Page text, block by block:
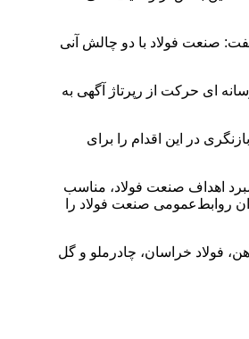
صنعت فولاد با دو چالش آنی
ای حرکت از رپرتاژ آگهی به
در این اقدام را برای
اهداف صنعت فولاد، مناسب
روابط‌عمومی صنعت فولاد را
فولاد خراسان،‌ چادرملو و گل